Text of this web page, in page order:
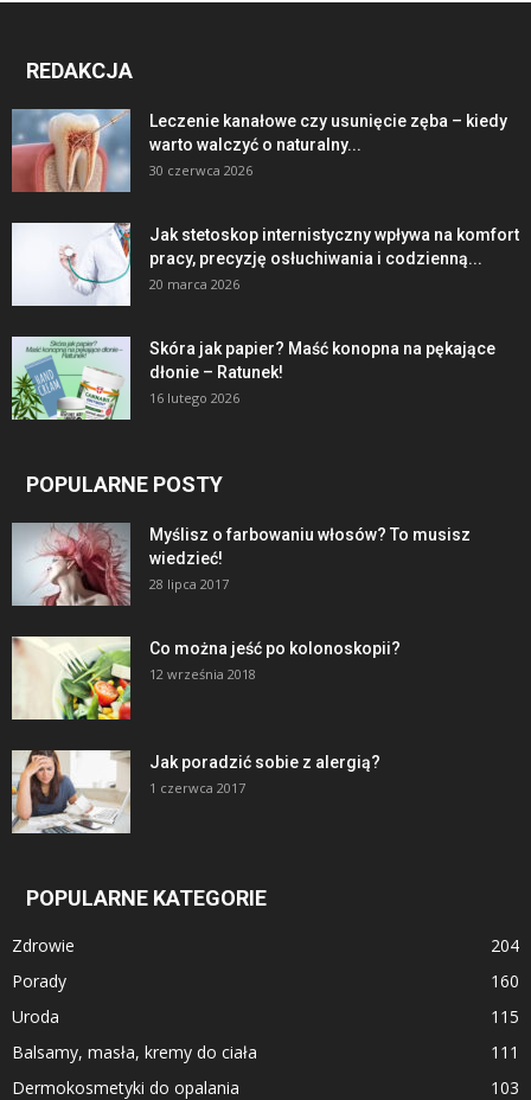
REDAKCJA
Leczenie kanałowe czy usunięcie zęba – kiedy
warto walczyć o naturalny...
30 czerwca 2026
Jak stetoskop internistyczny wpływa na komfort
pracy, precyzję osłuchiwania i codzienną...
20 marca 2026
Skóra jak papier? Maść konopna na pękające
dłonie – Ratunek!
16 lutego 2026
POPULARNE POSTY
Myślisz o farbowaniu włosów? To musisz
wiedzieć!
28 lipca 2017
Co można jeść po kolonoskopii?
12 września 2018
Jak poradzić sobie z alergią?
1 czerwca 2017
POPULARNE KATEGORIE
Zdrowie
204
Porady
160
Uroda
115
Balsamy, masła, kremy do ciała
111
Dermokosmetyki do opalania
103